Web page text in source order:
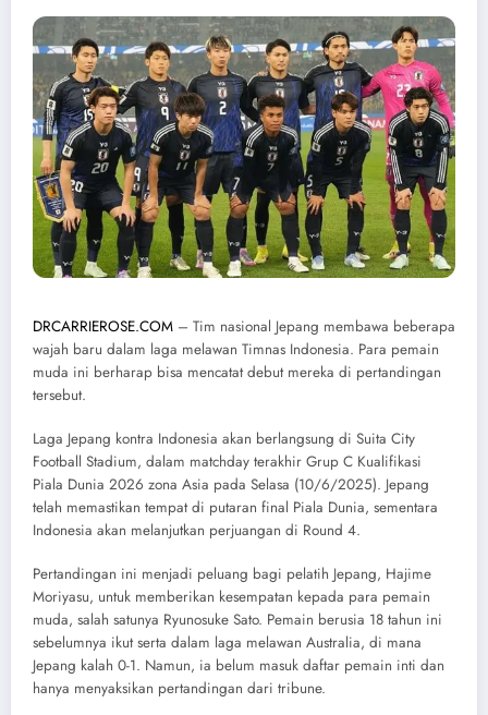
DRCARRIEROSE.COM – Tim nasional Jepang membawa beberapa
wajah baru dalam laga melawan Timnas Indonesia. Para pemain
muda ini berharap bisa mencatat debut mereka di pertandingan
tersebut.
Laga Jepang kontra Indonesia akan berlangsung di Suita City
Football Stadium, dalam matchday terakhir Grup C Kualifikasi
Piala Dunia 2026 zona Asia pada Selasa (10/6/2025). Jepang
telah memastikan tempat di putaran final Piala Dunia, sementara
Indonesia akan melanjutkan perjuangan di Round 4.
Pertandingan ini menjadi peluang bagi pelatih Jepang, Hajime
Moriyasu, untuk memberikan kesempatan kepada para pemain
muda, salah satunya Ryunosuke Sato. Pemain berusia 18 tahun ini
sebelumnya ikut serta dalam laga melawan Australia, di mana
Jepang kalah 0-1. Namun, ia belum masuk daftar pemain inti dan
hanya menyaksikan pertandingan dari tribune.